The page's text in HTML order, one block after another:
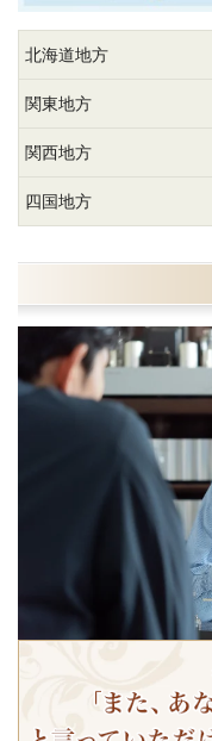
北海道地方
関東地方
関西地方
四国地方